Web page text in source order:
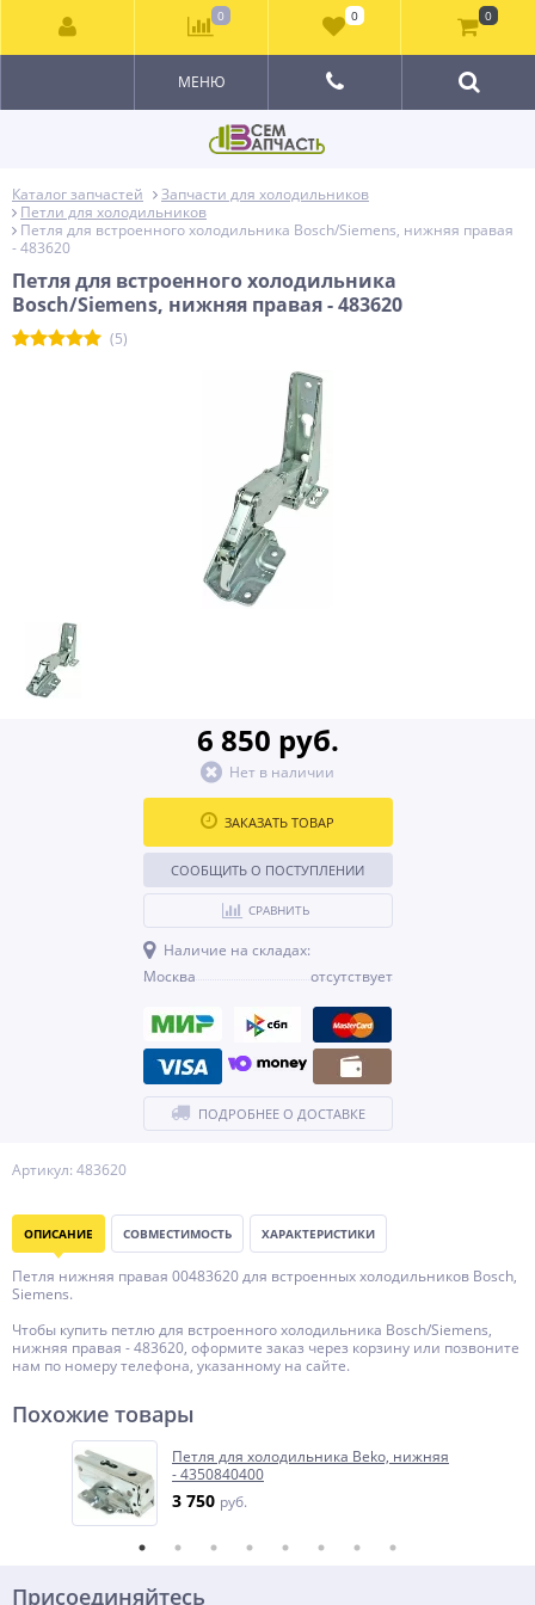
МЕНЮ
Каталог запчастей
Запчасти для холодильников
Петли для холодильников
Петля для встроенного холодильника Bosch/Siemens, нижняя правая
- 483620
Петля для встроенного холодильника
Bosch/Siemens, нижняя правая - 483620
(5)
Артикул: 483620
6 850 руб.
Нет в наличии
ЗАКАЗАТЬ ТОВАР
СООБЩИТЬ О ПОСТУПЛЕНИИ
СРАВНИТЬ
Наличие на складах:
Москва
отсутствует
ПОДРОБНЕЕ О ДОСТАВКЕ
ОПИСАНИЕ СОВМЕСТИМОСТЬ ХАРАКТЕРИСТИКИ
Петля нижняя правая 00483620 для встроенных холодильников Bosch,
Siemens.
Чтобы купить петлю для встроенного холодильника Bosch/Siemens,
нижняя правая - 483620, оформите заказ через корзину или позвоните
нам по номеру телефона, указанному на сайте.
Похожие товары
Петля для холодильника Beko, нижняя
- 4350840400
3 750 руб.
Присоединяйтесь
0 0 0